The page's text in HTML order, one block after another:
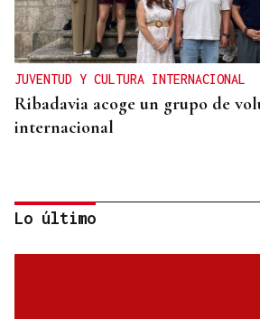
JUVENTUD Y CULTURA INTERNACIONAL
Ribadavia acoge un grupo de
internacional
Lo último